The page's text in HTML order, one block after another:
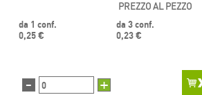
PREZZO AL PEZZO
da 1 conf.
0,25 €
da 3 conf.
0,23 €
- +